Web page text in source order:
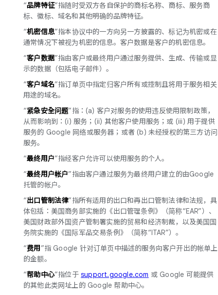
“品牌特征”指随时受双方各自保护的商标名称、商标、服务商
标、徽标、域名和其他明确的品牌特征。
“机密信息”指本协议中的一方向另一方披露的、标记为机密或在
通常情况下被视为机密的信息。客户数据是客户的机密信息。
“客户数据”指由客户或最终用户通过服务提供、生成、传输或显
示的数据（包括电子邮件）。
“客户域名”指订单页中指定归客户所有或控制且将用于服务相关
用途的域名。
“紧急安全问题”指：(a) 客户对服务的使用违反使用限制政策，
从而影响到：(i) 服务；(ii) 其他客户使用服务；或 (iii) 用于提供
服务的 Google 网络或服务器；或者 (b) 未经授权的第三方访问
服务。
“最终用户”指经客户允许可以使用服务的个人。
“最终用户帐户”指由客户通过服务为最终用户建立的由Google
托管的帐户。
“出口管制法律”指所有适用的出口和再出口管制法律和法规，具
体包括：美国商务部实施的《出口管理条例》（简称“EAR”）、
美国财政部外国资产管制署实施的贸易和经济制裁，以及美国国
务院实施的《国际军品交易条例》（简称“ITAR”）。
“费用”指 Google 针对订单页中描述的服务向客户开出的帐单上
的金额。
“帮助中心”指位于support.google.com 或 Google 可能提供
的其他此类网址上的 Google 帮助中心。